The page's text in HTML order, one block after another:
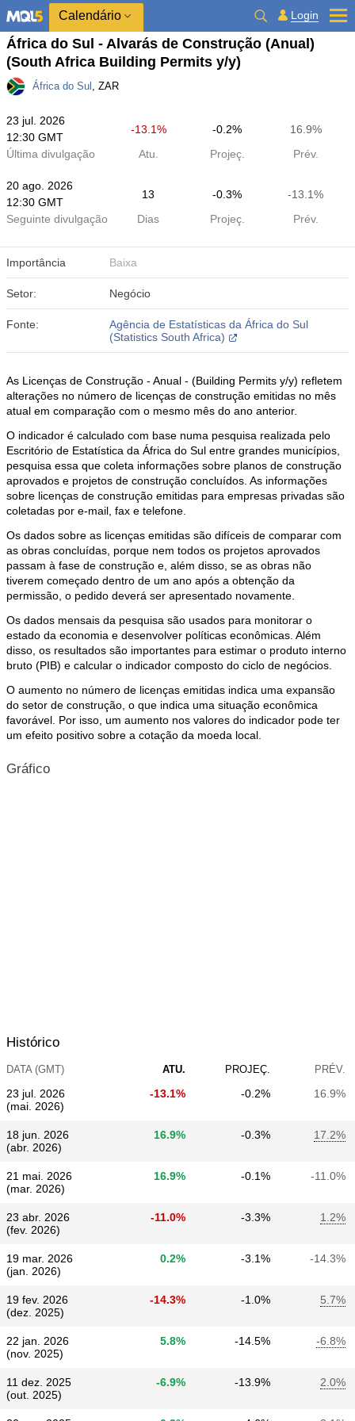
Calendário Login
África do Sul - Alvarás de Construção (Anual)
(South Africa Building Permits y/y)
África do Sul , ZAR
23 jul. 2026
12:30 GMT
-13.1% -0.2%
16.9%
Última divulgação
Atu. Projeç. Prév.
20 ago. 2026
12:30 GMT
13 -0.3%
-13.1%
Seguinte divulgação
Dias Projeç. Prév.
Importância Baixa
Setor: Negócio
Fonte:
Agência de Estatísticas da África do Sul
(Statistics South Africa)
As Licenças de Construção - Anual - (Building Permits y/y) refletem
alterações no número de licenças de construção emitidas no mês
atual em comparação com o mesmo mês do ano anterior.
O indicador é calculado com base numa pesquisa realizada pelo
Escritório de Estatística da África do Sul entre grandes municípios,
pesquisa essa que coleta informações sobre planos de construção
aprovados e projetos de construção concluídos. As informações
sobre licenças de construção emitidas para empresas privadas são
coletadas por e-mail, fax e telefone.
Os dados sobre as licenças emitidas são difíceis de comparar com
as obras concluídas, porque nem todos os projetos aprovados
passam à fase de construção e, além disso, se as obras não
tiverem começado dentro de um ano após a obtenção da
permissão, o pedido deverá ser apresentado novamente.
Os dados mensais da pesquisa são usados para monitorar o
estado da economia e desenvolver políticas econômicas. Além
disso, os resultados são importantes para estimar o produto interno
bruto (PIB) e calcular o indicador composto do ciclo de negócios.
O aumento no número de licenças emitidas indica uma expansão
do setor de construção, o que indica uma situação econômica
favorável. Por isso, um aumento nos valores do indicador pode ter
um efeito positivo sobre a cotação da moeda local.
Gráfico
Histórico
DATA (GMT) ATU. PROJEÇ. PRÉV.
23 jul. 2026
(mai. 2026)
-13.1% -0.2% 16.9%
18 jun. 2026
(abr. 2026)
16.9% -0.3% 17.2%
21 mai. 2026
(mar. 2026)
16.9% -0.1% -11.0%
23 abr. 2026
(fev. 2026)
-11.0% -3.3% 1.2%
19 mar. 2026
(jan. 2026)
0.2% -3.1% -14.3%
19 fev. 2026
(dez. 2025)
-14.3% -1.0% 5.7%
22 jan. 2026
(nov. 2025)
5.8% -14.5% -6.8%
11 dez. 2025
(out. 2025)
-6.9% -13.9% 2.0%